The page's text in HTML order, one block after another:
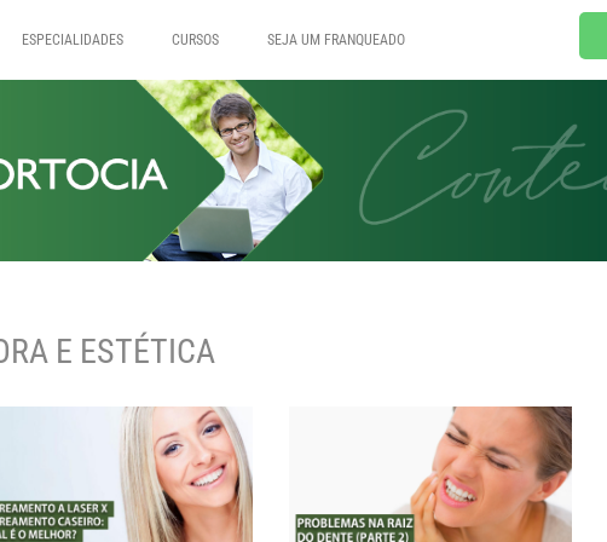
ESPECIALIDADES CURSOS SEJA UM FRANQUEADO
E ESTÉTICA